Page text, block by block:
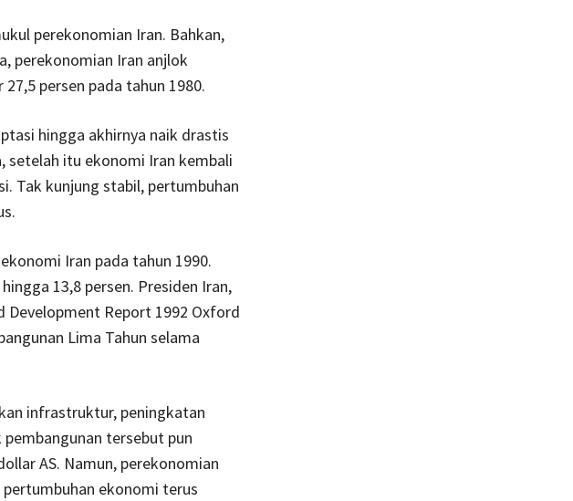
perekonomian Iran. Bahkan,
perekonomian Iran anjlok
persen pada tahun 1980.
hingga akhirnya naik drastis
setelah itu ekonomi Iran kembali
Tak kunjung stabil, pertumbuhan
Iran pada tahun 1990.
13,8 persen. Presiden Iran,
Development Report 1992 Oxford
Lima Tahun selama
infrastruktur, peningkatan
tersebut pun
AS. Namun, perekonomian
ekonomi terus